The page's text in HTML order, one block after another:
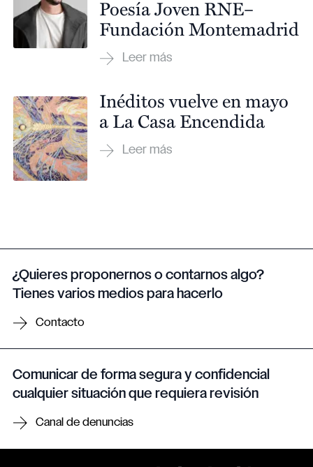
Poesía Joven RNE–
Fundación Montemadrid
Inéditos vuelve en mayo
a La Casa Encendida
¿Quieres proponernos o contarnos algo?
Tienes varios medios para hacerlo
Contacto
Comunicar de forma segura y confidencial
cualquier situación que requiera revisión
Canal de denuncias